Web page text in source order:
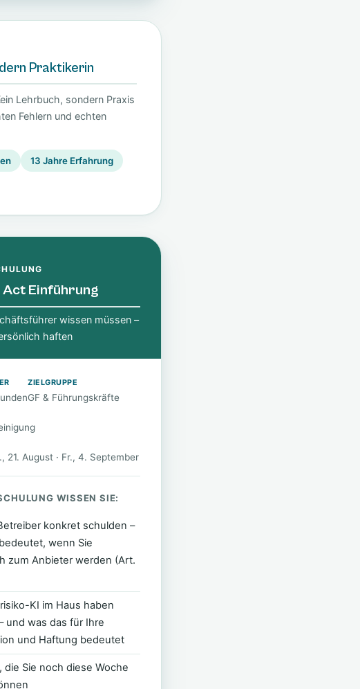
Praktikerin
Lehrbuch, sondern Praxis
Fehlern und echten
13 Jahre Erfahrung
Act Einführung
wissen müssen –
haften
ZIELGRUPPE
GF & Führungskräfte
21. August · Fr., 4. September
WISSEN SIE:
konkret schulden –
wenn Sie
zum Anbieter werden (Art.
KI im Haus haben
und was das für Ihre
und Haftung bedeutet
die Sie noch diese Woche